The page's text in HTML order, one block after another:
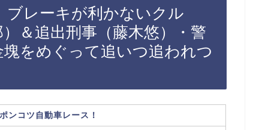
レーキが利かないクル
＆追出刑事（藤木悠）・警
をめぐって追いつ追われつ
コツ自動車レース！